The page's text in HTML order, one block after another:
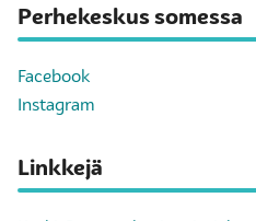
Perhekeskus somessa
Facebook
Instagram
Linkkejä